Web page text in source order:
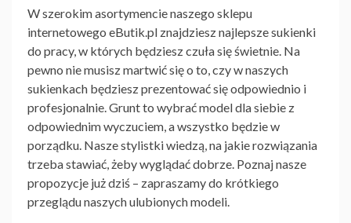
W szerokim asortymencie naszego sklepu
internetowego eButik.pl znajdziesz najlepsze sukienki
do pracy, w których będziesz czuła się świetnie. Na
pewno nie musisz martwić się o to, czy w naszych
sukienkach będziesz prezentować się odpowiednio i
profesjonalnie. Grunt to wybrać model dla siebie z
odpowiednim wyczuciem, a wszystko będzie w
porządku. Nasze stylistki wiedzą, na jakie rozwiązania
trzeba stawiać, żeby wyglądać dobrze. Poznaj nasze
propozycje już dziś – zapraszamy do krótkiego
przeglądu naszych ulubionych modeli.